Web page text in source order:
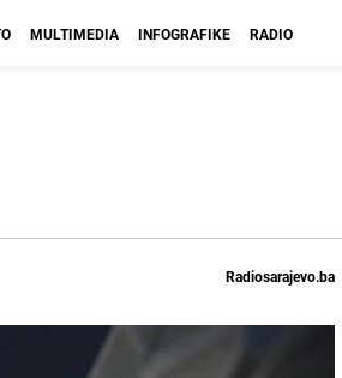
MULTIMEDIA INFOGRAFIKE RADIO
Radiosarajevo.ba